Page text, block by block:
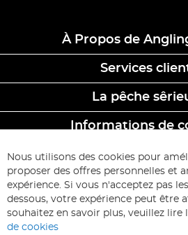
À Propos de
Services
La pêche
Informations de
ABONNEZ-VOUS &
Inscription
à
d’information
:
Inscription
Nous utilisons des cookies pour
proposer des offres personnelles et
expérience. Si vous n'acceptez pas
dessous, votre expérience peut être
souhaitez en savoir plus, veuillez lire
de cookies